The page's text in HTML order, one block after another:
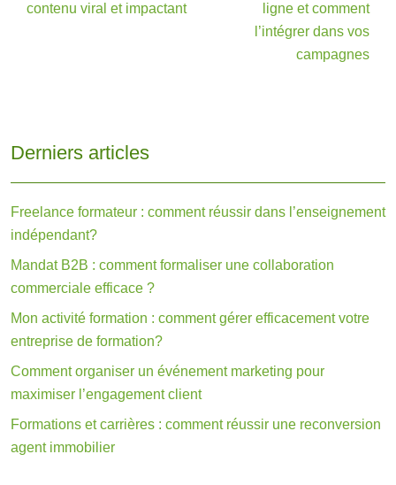
contenu viral et impactant
ligne et comment
l’intégrer dans vos
campagnes
Derniers articles
Freelance formateur : comment réussir dans l’enseignement
indépendant?
Mandat B2B : comment formaliser une collaboration
commerciale efficace ?
Mon activité formation : comment gérer efficacement votre
entreprise de formation?
Comment organiser un événement marketing pour
maximiser l’engagement client
Formations et carrières : comment réussir une reconversion
agent immobilier